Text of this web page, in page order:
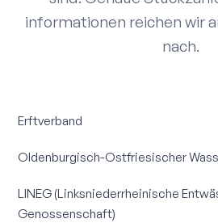
informationen reichen wir
nach.
Erftverband
Oldenburgisch-Ostfriesischer
LINEG (Linksniederrheinische
Genossenschaft)